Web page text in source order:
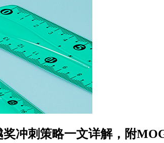
冲刺策略一文详解，附